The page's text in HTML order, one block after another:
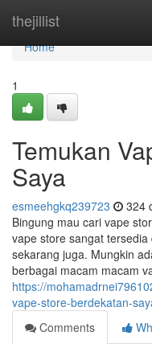
thejillist
Home
Home
1
Temukan
Saya
esmeehgkq239723 324
Bingung mau cari vape
vape store sangat
sekarang juga. Mungkin
berbagai macam macam
https://
vape-store-berdekatan-
Comments